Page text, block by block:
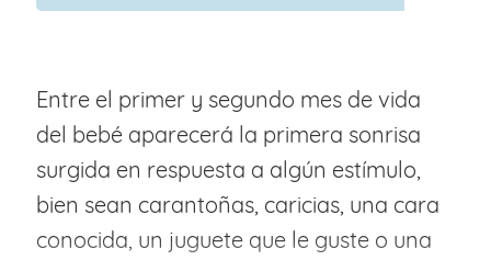
Entre el primer y segundo mes de vida
del bebé aparecerá la primera sonrisa
surgida en respuesta a algún estímulo,
bien sean carantoñas, caricias, una cara
conocida, un juguete que le guste o una